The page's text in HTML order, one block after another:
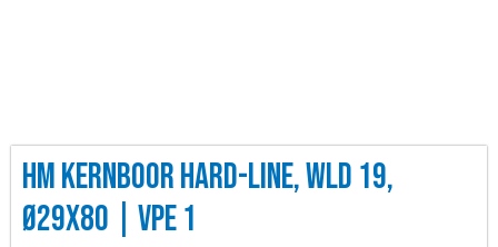
HM KERNBOOR HARD-LINE, WLD 19,
Ø29X80 | VPE 1